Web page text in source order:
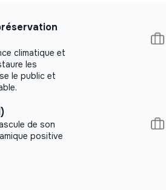
climatique et
les
le public et
de son
positive